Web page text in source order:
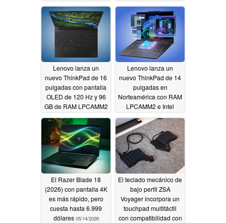
de 320 W y una
pantalla Mini LED 4K
05/16/2026
Lenovo lanza un
nuevo ThinkPad de 16
pulgadas con pantalla
OLED de 120 Hz y 96
GB de RAM LPCAMM2
05/16/2026
Lenovo lanza un
nuevo ThinkPad de 14
pulgadas en
Norteamérica con RAM
LPCAMM2 e Intel
05/15/2026
El Razer Blade 18
(2026) con pantalla 4K
es más rápido, pero
cuesta hasta 6.999
dólares 05/14/2026
El teclado mecánico de
bajo perfil ZSA
Voyager incorpora un
touchpad multitáctil
con compatibilidad con